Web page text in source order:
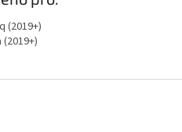
(2019+)
(2019+)